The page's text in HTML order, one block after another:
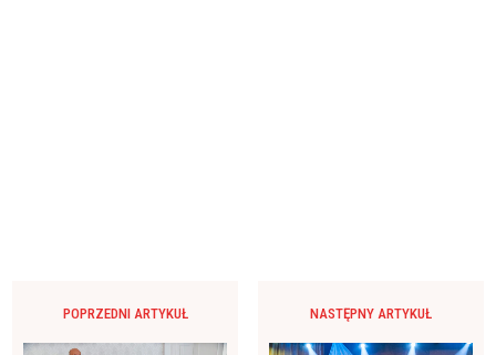
POPRZEDNI ARTYKUŁ NASTĘPNY ARTYKUŁ